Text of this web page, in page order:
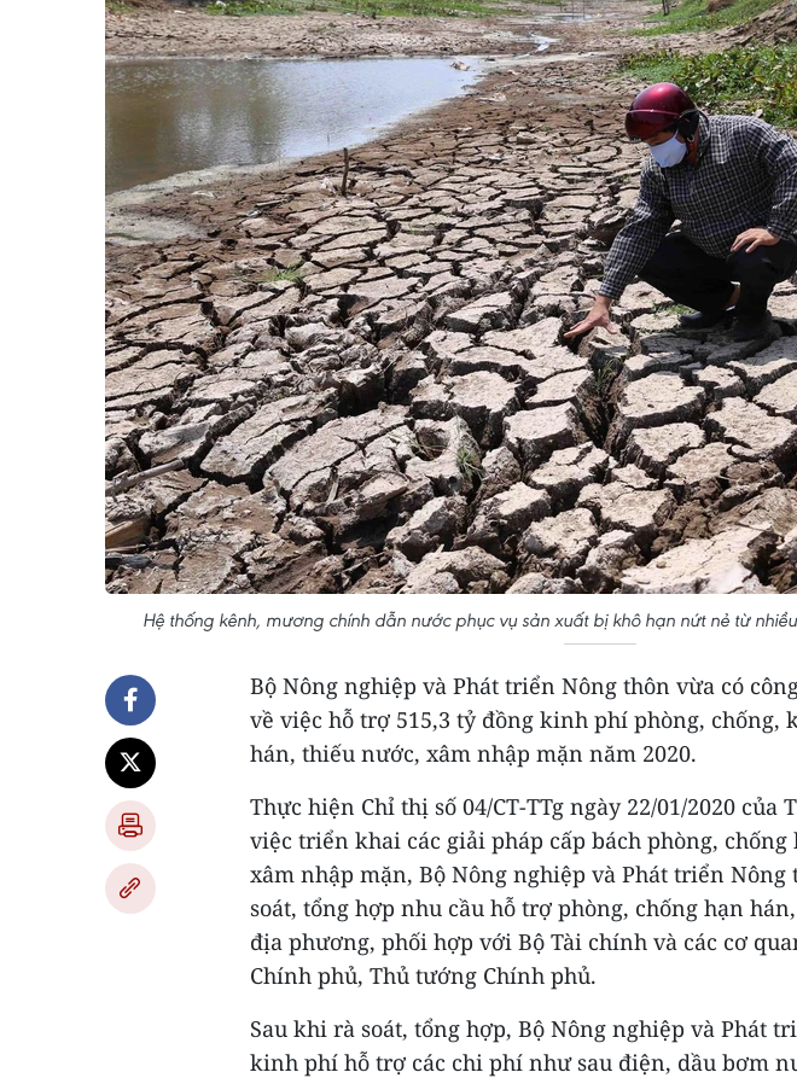
Hệ thống kênh, mương chính dẫn nước phục vụ sản xuất bị khô hạn nứt nẻ từ
Bộ Nông nghiệp và Phát triển Nông thôn vừa có
về việc hỗ trợ 515,3 tỷ đồng kinh phí phòng, chống,
hán, thiếu nước, xâm nhập mặn năm 2020.
Thực hiện Chỉ thị số 04/CT-TTg ngày 22/01/2020 của
việc triển khai các giải pháp cấp bách phòng,
xâm nhập mặn, Bộ Nông nghiệp và Phát triển
soát, tổng hợp nhu cầu hỗ trợ phòng, chống hạn
địa phương, phối hợp với Bộ Tài chính và các cơ
Chính phủ, Thủ tướng Chính phủ.
Sau khi rà soát, tổng hợp, Bộ Nông nghiệp và Phát
kinh phí hỗ trợ các chi phí như sau điện, dầu bơm